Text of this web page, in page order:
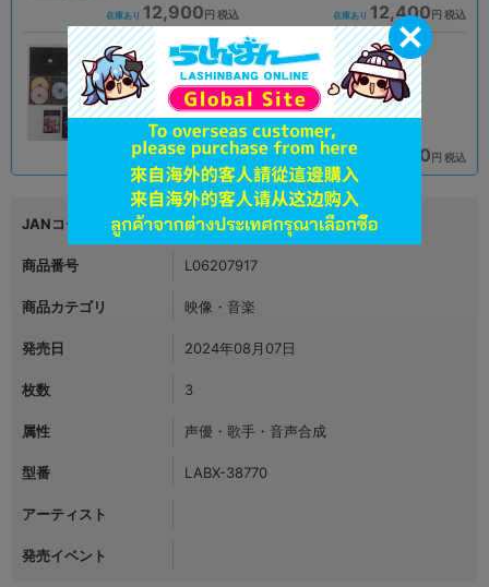
在庫あり 12,900 円 税込 在庫あり 12,400 円 税込
状態 :A
新座流通センター
在庫あり 12,900円 税込
状態 :A
中野店
在庫あり 11,900 円 税込
JANコード 4540774387700
商品番号 L06207917
商品カテゴリ 映像・音楽
発売日 2024年08月07日
枚数 3
属性 声優・歌手・音声合成
型番 LABX-38770
アーティスト
発売イベント